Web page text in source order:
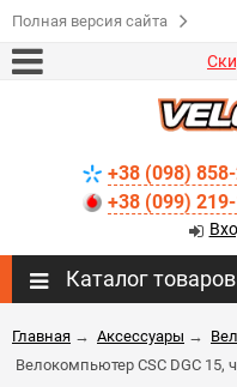
Полная версия сайта
+38 (098)
+38 (099)
Каталог товаров
Главная → Аксессуары →
Велокомпьютер CSC DGC 15,